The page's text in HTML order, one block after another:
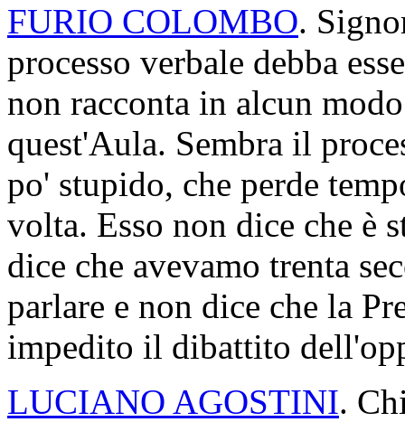
FURIO COLOMBO.
processo verbale debba
non racconta in alcun
quest'Aula. Sembra il
po' stupido, che perde
volta. Esso non dice che è
dice che avevamo trenta
parlare e non dice che la
impedito il dibattito
LUCIANO AGOSTINI.